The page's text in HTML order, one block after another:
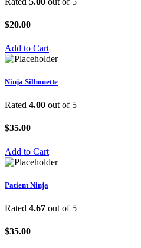
$20.00
Add to Cart
Ninja Silhouette
Rated 4.00 out of 5
$35.00
Add to Cart
Patient Ninja
Rated 4.67 out of 5
$35.00